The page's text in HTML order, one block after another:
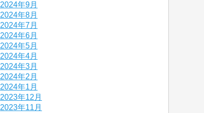
2024年9月
2024年8月
2024年7月
2024年6月
2024年5月
2024年4月
2024年3月
2024年2月
2024年1月
2023年12月
2023年11月